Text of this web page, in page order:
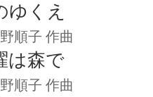
ゆくえ
順子 作曲
は森で
順子 作曲